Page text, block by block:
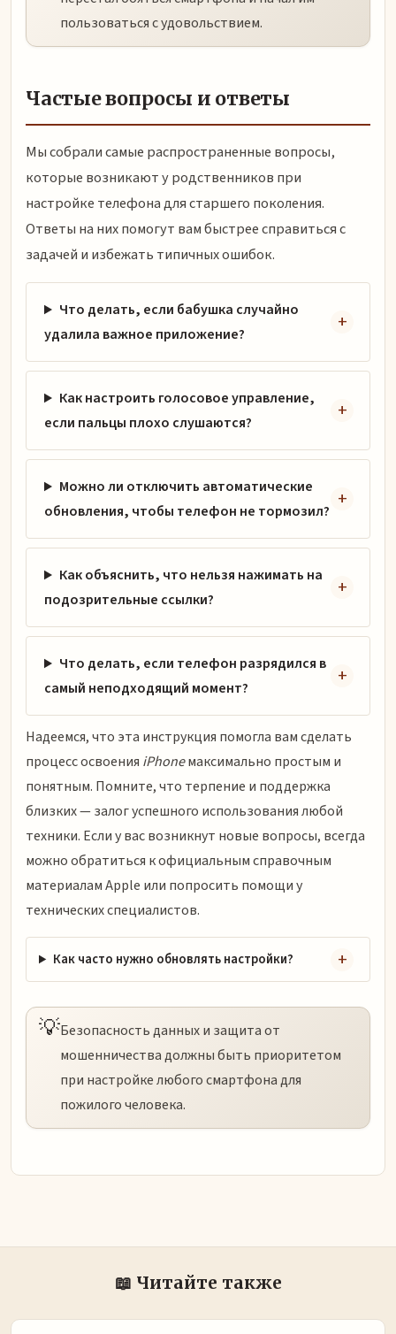
пользоваться с удовольствием.
Частые вопросы и ответы
Мы собрали самые распространенные вопросы,
которые возникают у родственников при
настройке телефона для старшего поколения.
Ответы на них помогут вам быстрее справиться с
задачей и избежать типичных ошибок.
Что делать, если бабушка случайно
удалила важное приложение?
Как настроить голосовое управление,
если пальцы плохо слушаются?
Можно ли отключить автоматические
обновления, чтобы телефон не тормозил?
Как объяснить, что нельзя нажимать на
подозрительные ссылки?
Что делать, если телефон разрядился в
самый неподходящий момент?
Надеемся, что эта инструкция помогла вам сделать
процесс освоения iPhoneмаксимально простым и
понятным. Помните, что терпение и поддержка
близких — залог успешного использования любой
техники. Если у вас возникнут новые вопросы, всегда
можно обратиться к официальным справочным
материалам Apple или попросить помощи у
технических специалистов.
Как часто нужно обновлять настройки?
💡Безопасность данных и защита от
мошенничества должны быть приоритетом
при настройке любого смартфона для
пожилого человека.
📖 Читайте также